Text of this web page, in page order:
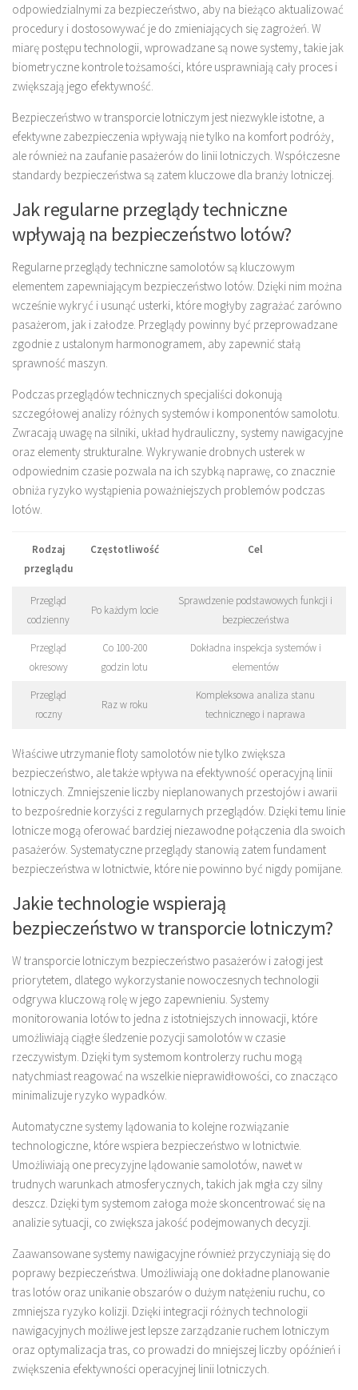
odpowiedzialnymi za bezpieczeństwo, aby na bieżąco aktualizować
procedury i dostosowywać je do zmieniających się zagrożeń. W
miarę postępu technologii, wprowadzane są nowe systemy, takie jak
biometryczne kontrole tożsamości, które usprawniają cały proces i
zwiększają jego efektywność.
Bezpieczeństwo w transporcie lotniczym jest niezwykle istotne, a
efektywne zabezpieczenia wpływają nie tylko na komfort podróży,
ale również na zaufanie pasażerów do linii lotniczych. Współczesne
standardy bezpieczeństwa są zatem kluczowe dla branży lotniczej.
Jak regularne przeglądy techniczne
wpływają na bezpieczeństwo lotów?
Regularne przeglądy techniczne samolotów są kluczowym
elementem zapewniającym bezpieczeństwo lotów. Dzięki nim można
wcześnie wykryć i usunąć usterki, które mogłyby zagrażać zarówno
pasażerom, jak i załodze. Przeglądy powinny być przeprowadzane
zgodnie z ustalonym harmonogramem, aby zapewnić stałą
sprawność maszyn.
Podczas przeglądów technicznych specjaliści dokonują
szczegółowej analizy różnych systemów i komponentów samolotu.
Zwracają uwagę na silniki, układ hydrauliczny, systemy nawigacyjne
oraz elementy strukturalne. Wykrywanie drobnych usterek w
odpowiednim czasie pozwala na ich szybką naprawę, co znacznie
obniża ryzyko wystąpienia poważniejszych problemów podczas
lotów.
Rodzaj
przeglądu
Częstotliwość Cel
Przegląd
codzienny
Po każdym locie
Sprawdzenie podstawowych funkcji i
bezpieczeństwa
Przegląd
okresowy
Co 100-200
godzin lotu
Dokładna inspekcja systemów i
elementów
Przegląd
roczny
Raz w roku
Kompleksowa analiza stanu
technicznego i naprawa
Właściwe utrzymanie floty samolotów nie tylko zwiększa
bezpieczeństwo, ale także wpływa na efektywność operacyjną linii
lotniczych. Zmniejszenie liczby nieplanowanych przestojów i awarii
to bezpośrednie korzyści z regularnych przeglądów. Dzięki temu linie
lotnicze mogą oferować bardziej niezawodne połączenia dla swoich
pasażerów. Systematyczne przeglądy stanowią zatem fundament
bezpieczeństwa w lotnictwie, które nie powinno być nigdy pomijane.
Jakie technologie wspierają
bezpieczeństwo w transporcie lotniczym?
W transporcie lotniczym bezpieczeństwo pasażerów i załogi jest
priorytetem, dlatego wykorzystanie nowoczesnych technologii
odgrywa kluczową rolę w jego zapewnieniu. Systemy
monitorowania lotów to jedna z istotniejszych innowacji, które
umożliwiają ciągłe śledzenie pozycji samolotów w czasie
rzeczywistym. Dzięki tym systemom kontrolerzy ruchu mogą
natychmiast reagować na wszelkie nieprawidłowości, co znacząco
minimalizuje ryzyko wypadków.
Automatyczne systemy lądowania to kolejne rozwiązanie
technologiczne, które wspiera bezpieczeństwo w lotnictwie.
Umożliwiają one precyzyjne lądowanie samolotów, nawet w
trudnych warunkach atmosferycznych, takich jak mgła czy silny
deszcz. Dzięki tym systemom załoga może skoncentrować się na
analizie sytuacji, co zwiększa jakość podejmowanych decyzji.
Zaawansowane systemy nawigacyjne również przyczyniają się do
poprawy bezpieczeństwa. Umożliwiają one dokładne planowanie
tras lotów oraz unikanie obszarów o dużym natężeniu ruchu, co
zmniejsza ryzyko kolizji. Dzięki integracji różnych technologii
nawigacyjnych możliwe jest lepsze zarządzanie ruchem lotniczym
oraz optymalizacja tras, co prowadzi do mniejszej liczby opóźnień i
zwiększenia efektywności operacyjnej linii lotniczych.